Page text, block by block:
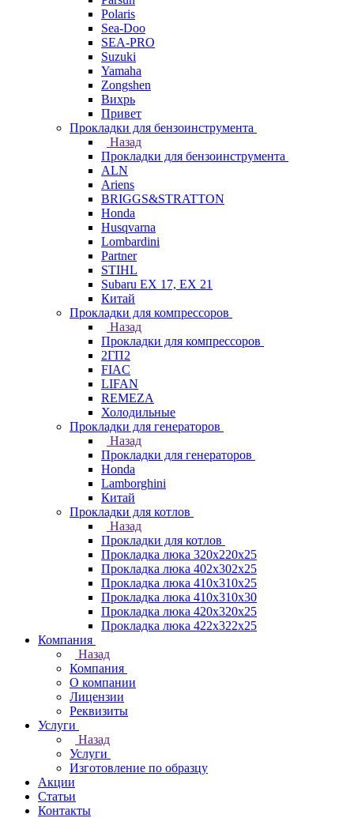
Polaris
Sea-Doo
SEA-PRO
Suzuki
Yamaha
Zongshen
Вихрь
Привет
Прокладки для бензоинструмента
Назад
Прокладки для бензоинструмента
ALN
Ariens
BRIGGS&STRATTON
Honda
Husqvarna
Lombardini
Partner
STIHL
Subaru EX 17, EX 21
Китай
Прокладки для компрессоров
Назад
Прокладки для компрессоров
2ГП2
FIAC
LIFAN
REMEZA
Холодильные
Прокладки для генераторов
Назад
Прокладки для генераторов
Honda
Lamborghini
Китай
Прокладки для котлов
Назад
Прокладки для котлов
Прокладка люка 320x220x25
Прокладка люка 402x302x25
Прокладка люка 410x310x25
Прокладка люка 410х310х30
Прокладка люка 420x320x25
Прокладка люка 422x322x25
Компания
Назад
Компания
О компании
Лицензии
Реквизиты
Услуги
Назад
Услуги
Изготовление по образцу
Акции
Статьи
Контакты